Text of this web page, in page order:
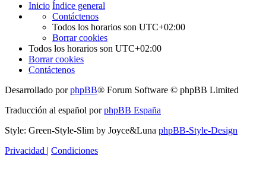
Inicio Índice general
Contáctenos
Todos los horarios son UTC+02:00
Borrar cookies
Todos los horarios son UTC+02:00
Borrar cookies
Contáctenos
Desarrollado porphpBB® Forum Software © phpBB Limited
Traducción al español porphpBB España
Style: Green-Style-Slim by Joyce&Luna phpBB-Style-Design
Privacidad | Condiciones